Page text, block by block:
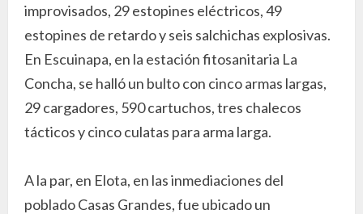
improvisados, 29 estopines eléctricos, 49
estopines de retardo y seis salchichas explosivas.
En Escuinapa, en la estación fitosanitaria La
Concha, se halló un bulto con cinco armas largas,
29 cargadores, 590 cartuchos, tres chalecos
tácticos y cinco culatas para arma larga.
A la par, en Elota, en las inmediaciones del
poblado Casas Grandes, fue ubicado un